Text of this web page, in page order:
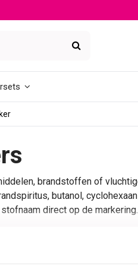
brandstoffen of
butanol,
direct op de markering.